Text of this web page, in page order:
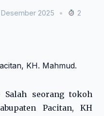
Desember 2025 •
2
Salah seorang tokoh
Pacitan, KH